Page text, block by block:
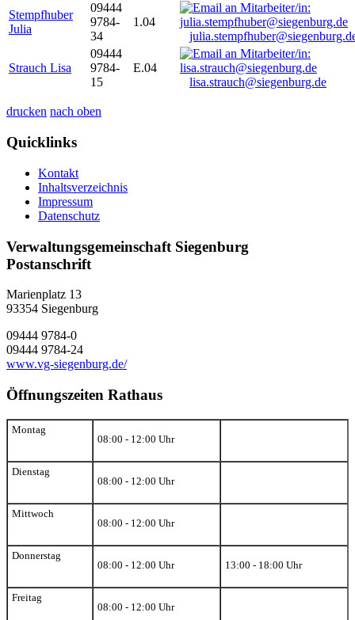
Stempfhuber
Julia
09444
9784-
34
1.04
Strauch Lisa
09444
9784-
15
E.04
lisa.strauch@siegenburg.de
drucken nach oben
Quicklinks
Kontakt
Inhaltsverzeichnis
Impressum
Datenschutz
Verwaltungsgemeinschaft Siegenburg
Postanschrift
Marienplatz 13
93354 Siegenburg
09444 9784-0
09444 9784-24
www.vg-siegenburg.de/
Öffnungszeiten Rathaus
Montag
08:00 - 12:00 Uhr
Dienstag
08:00 - 12:00 Uhr
Mittwoch
08:00 - 12:00 Uhr
Donnerstag
08:00 - 12:00 Uhr
13:00 - 18:00 Uhr
Freitag
08:00 - 12:00 Uhr